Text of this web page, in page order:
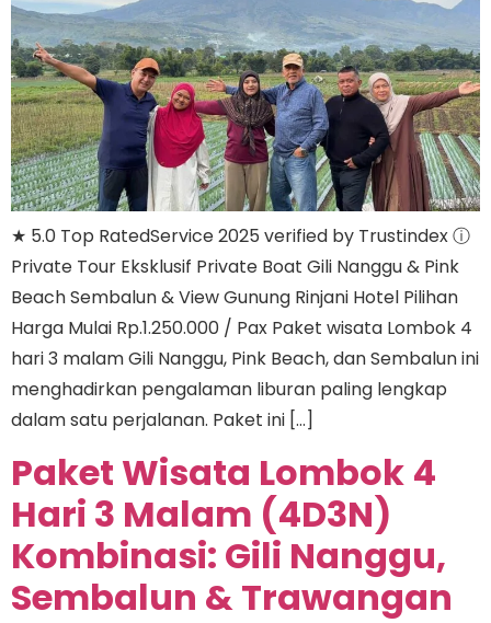
★ 5.0 Top RatedService 2025 verified by Trustindex ⓘ
Private Tour Eksklusif Private Boat Gili Nanggu & Pink
Beach Sembalun & View Gunung Rinjani Hotel Pilihan
Harga Mulai Rp.1.250.000 / Pax Paket wisata Lombok 4
hari 3 malam Gili Nanggu, Pink Beach, dan Sembalun ini
menghadirkan pengalaman liburan paling lengkap
dalam satu perjalanan. Paket ini […]
Paket Wisata Lombok 4
Hari 3 Malam (4D3N)
Kombinasi: Gili Nanggu,
Sembalun & Trawangan